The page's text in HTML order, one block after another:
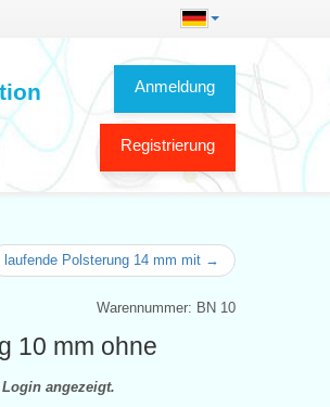
Anmeldung
Registrierung
laufende Polsterung 14 mm mit →
Warennummer: BN 10
10 mm ohne
angezeigt.